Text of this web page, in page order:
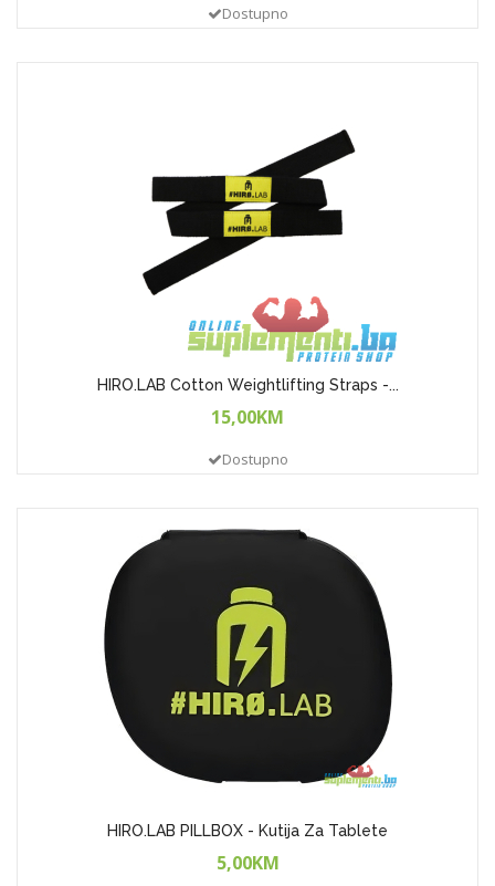
Dostupno
HIRO.LAB Cotton Weightlifting Straps -...
15,00KM
Dostupno
HIRO.LAB PILLBOX - Kutija Za Tablete
5,00KM